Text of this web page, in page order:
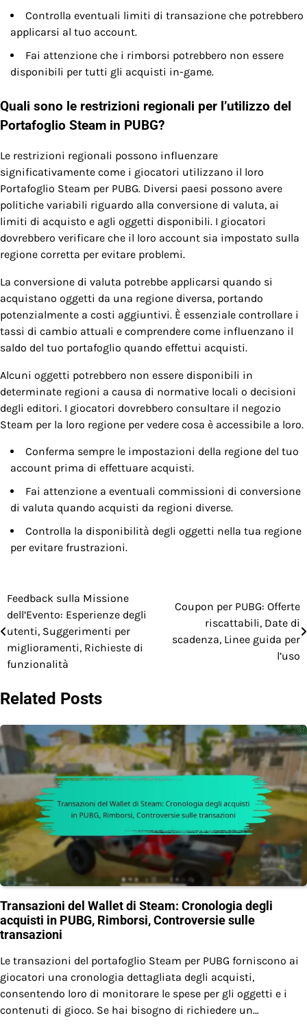
Controlla eventuali limiti di transazione che potrebbero
applicarsi al tuo account.
Fai attenzione che i rimborsi potrebbero non essere
disponibili per tutti gli acquisti in-game.
Quali sono le restrizioni regionali per l’utilizzo del
Portafoglio Steam in PUBG?
Le restrizioni regionali possono influenzare
significativamente come i giocatori utilizzano il loro
Portafoglio Steam per PUBG. Diversi paesi possono avere
politiche variabili riguardo alla conversione di valuta, ai
limiti di acquisto e agli oggetti disponibili. I giocatori
dovrebbero verificare che il loro account sia impostato sulla
regione corretta per evitare problemi.
La conversione di valuta potrebbe applicarsi quando si
acquistano oggetti da una regione diversa, portando
potenzialmente a costi aggiuntivi. È essenziale controllare i
tassi di cambio attuali e comprendere come influenzano il
saldo del tuo portafoglio quando effettui acquisti.
Alcuni oggetti potrebbero non essere disponibili in
determinate regioni a causa di normative locali o decisioni
degli editori. I giocatori dovrebbero consultare il negozio
Steam per la loro regione per vedere cosa è accessibile a loro.
Conferma sempre le impostazioni della regione del tuo
account prima di effettuare acquisti.
Fai attenzione a eventuali commissioni di conversione
di valuta quando acquisti da regioni diverse.
Controlla la disponibilità degli oggetti nella tua regione
per evitare frustrazioni.
Post
navigation
Feedback sulla Missione
dell’Evento: Esperienze degli
utenti, Suggerimenti per
miglioramenti, Richieste di
funzionalità
Coupon per PUBG: Offerte
riscattabili, Date di
scadenza, Linee guida per
l’uso
Related Posts
Transazioni del Wallet di Steam: Cronologia degli
acquisti in PUBG, Rimborsi, Controversie sulle
transazioni
Le transazioni del portafoglio Steam per PUBG forniscono ai
giocatori una cronologia dettagliata degli acquisti,
consentendo loro di monitorare le spese per gli oggetti e i
contenuti di gioco. Se hai bisogno di richiedere un…